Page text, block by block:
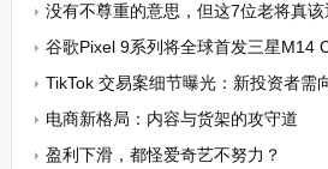
没有不尊重的意思，但这7位老将真
谷歌Pixel 9系列将全球首发三星M14 OLED面板
TikTok 交易案细节曝光：新投资者需向特朗普政
电商新格局：内容与货架的攻守道
盈利下滑，都怪爱奇艺不努力？